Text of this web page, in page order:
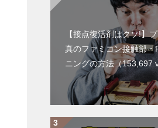
【接点復活剤はクソ!】
真のファミコン接触部・
ニングの方法 （153,697